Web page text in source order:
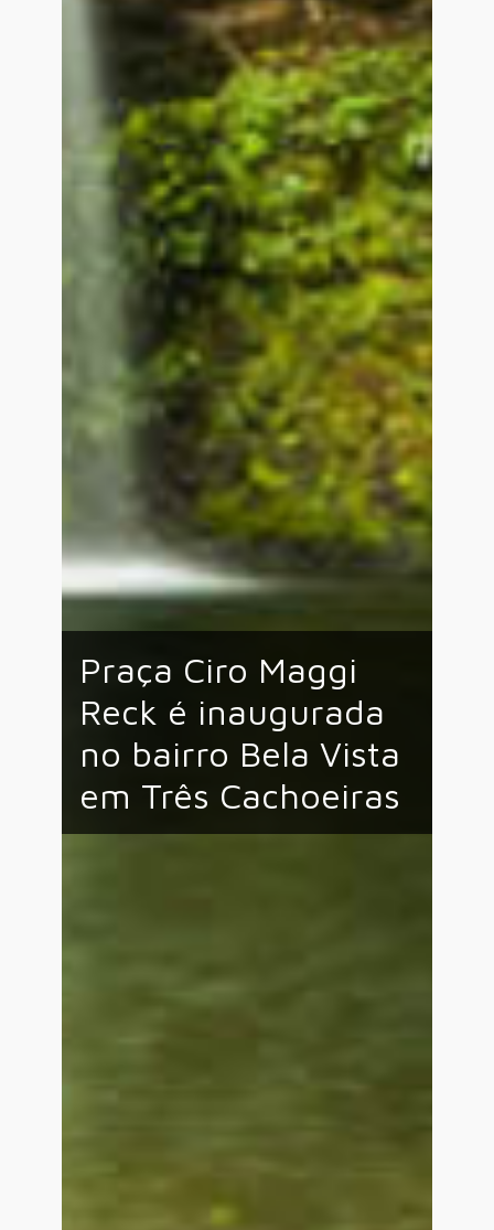
Praça Ciro Maggi
Reck é inaugurada
no bairro Bela Vista
em Três Cachoeiras